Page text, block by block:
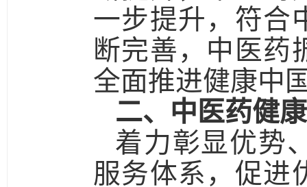
一步提升，符合
断完善，中医药
全面推进健康中
二、中医药健
着力彰显优势
服务体系，促进